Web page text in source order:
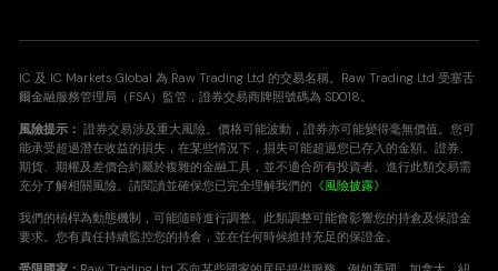
IC 及 IC Markets Global 為 Raw Trading Ltd 的交易名稱。Raw Trading Ltd 受塞舌
爾金融服務管理局（FSA）監管，證券交易商牌照號碼為 SD018。
風險提示： 證券交易涉及重大風險。價格可能波動，證券亦可能變得毫無價值。您可
能承受超過潛在收益的損失，在某些情況下，損失可能超過您已存入的金額。證券、
期貨、期權及差價合約屬於複雜的金融工具，並不適合所有投資者。進行此類交易需
充分了解相關風險。請閱讀並確保您已完全理解我們的 《風險披露》.
我們的槓桿為動態機制，可能隨時進行調整。此類調整可能會影響您的持倉及保證金
要求。您有責任持續監控您的持倉，並在任何時候維持充足的保證金。